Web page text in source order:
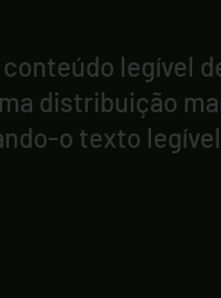
legível
distribuição
o texto